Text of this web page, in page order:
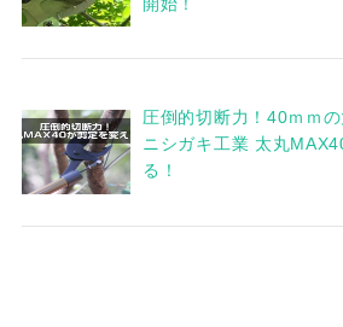
圧倒的切断力！40ｍｍの
ニシガキ工業 太丸
る！